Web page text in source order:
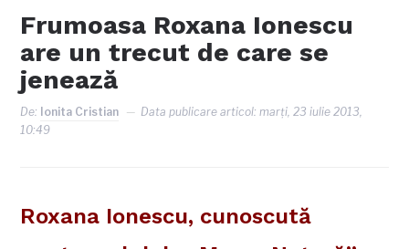
Frumoasa Roxana Ionescu
are un trecut de care se
jenează
De: Ionita Cristian Data publicare articol:marți, 23 iulie 2013,
10:49
Roxana Ionescu, cunoscută